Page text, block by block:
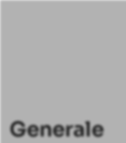
Generale